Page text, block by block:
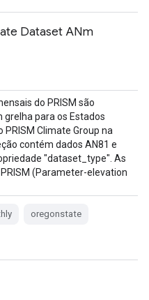
Dataset ANm
do PRISM são
para os Estados
Climate Group na
contém dados AN81 e
"dataset_type". As
(Parameter-elevation
oregonstate